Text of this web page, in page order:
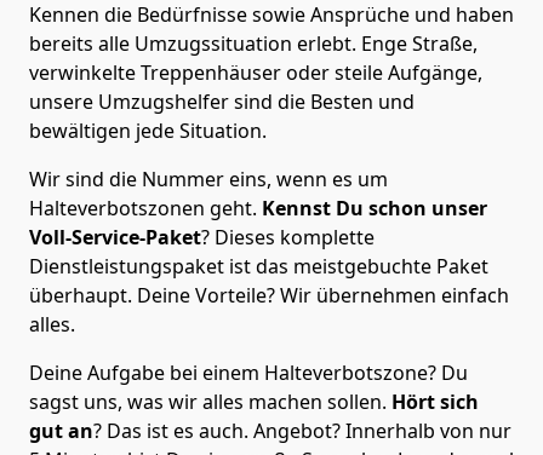
Kennen die Bedürfnisse sowie Ansprüche und haben
bereits alle Umzugssituation erlebt. Enge Straße,
verwinkelte Treppenhäuser oder steile Aufgänge,
unsere Umzugshelfer sind die Besten und
bewältigen jede Situation.
Wir sind die Nummer eins, wenn es um
Halteverbotszonen geht. Kennst Du schon unser
Voll-Service-Paket? Dieses komplette
Dienstleistungspaket ist das meistgebuchte Paket
überhaupt. Deine Vorteile? Wir übernehmen einfach
alles.
Deine Aufgabe bei einem Halteverbotszone? Du
sagst uns, was wir alles machen sollen. Hört sich
gut an? Das ist es auch. Angebot? Innerhalb von nur